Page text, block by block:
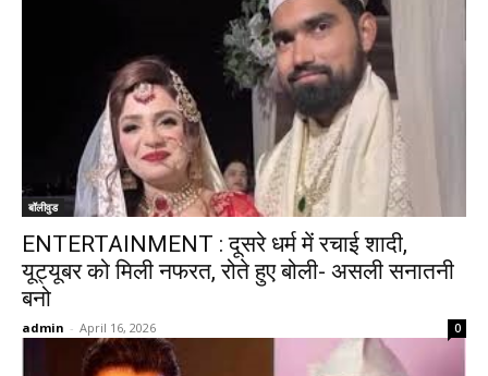
बॉलीवुड
ENTERTAINMENT : दूसरे धर्म में रचाई शादी,
यूट्यूबर को मिली नफरत, रोते हुए बोली- असली सनातनी
बनो
admin - April 16, 2026 0